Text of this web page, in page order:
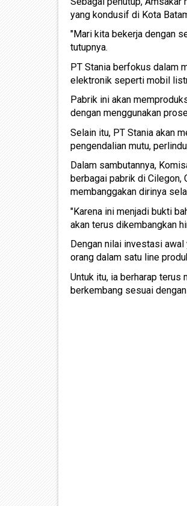
yang kondusif di Kota
"Mari kita bekerja dengan
tutupnya.
PT Stania berfokus dalam
elektronik seperti mobil
Pabrik ini akan
dengan menggunakan
Selain itu, PT Stania akan
pengendalian mutu,
Dalam sambutannya,
berbagai pabrik di Cilegon,
membanggakan dirinya
"Karena ini menjadi bukti
akan terus dikembangkan
Dengan nilai investasi
orang dalam satu line
Untuk itu, ia berharap terus
berkembang sesuai